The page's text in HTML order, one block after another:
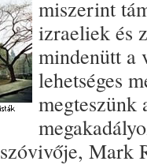
miszerint
izraeliek és
mindenütt a
lehetséges
megteszünk
Mark